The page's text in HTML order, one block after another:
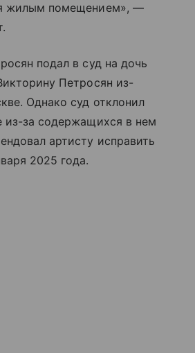
жилым помещением», —
подал в суд на дочь
Петросян из-
Однако суд отклонил
из-за содержащихся в нем
артисту исправить
2025 года.